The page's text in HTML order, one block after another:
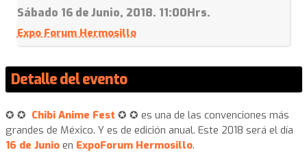
Sábado 16 de Junio, 2018. 11:00Hrs.
Expo Forum Hermosillo
Detalle del evento
✪ ✪ Chibi Anime Fest ✪ ✪ es una de las convenciones más
grandes de México. Y es de edición anual. Este 2018 será el día
16 de Junioen ExpoForum Hermosillo.